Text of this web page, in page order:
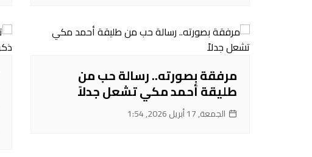
مرفقة بصورته.. رسالة حب من
طليقة أحمد مكي تشعل جدلاً
الجمعة, 17 أبريل 2026, 1:54